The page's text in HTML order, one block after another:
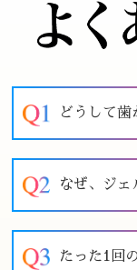
どうして歯
なぜ、ジェ
たった1回